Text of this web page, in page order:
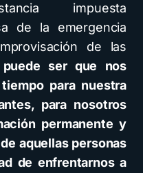
impuesta
de la emergencia
de las
puede ser que nos
para nuestra
para nosotros
permanente y
aquellas personas
de enfrentarnos a